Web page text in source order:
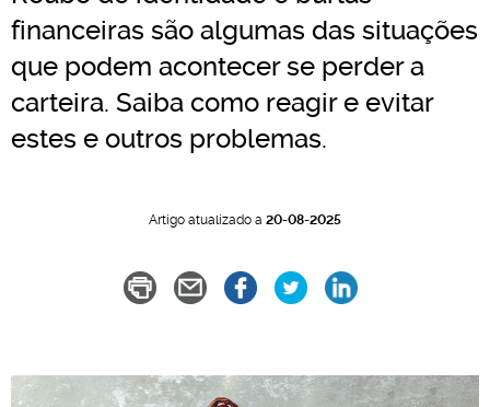
financeiras são algumas das situações
que podem acontecer se perder a
carteira. Saiba como reagir e evitar
estes e outros problemas.
Artigo atualizado a 20-08-2025